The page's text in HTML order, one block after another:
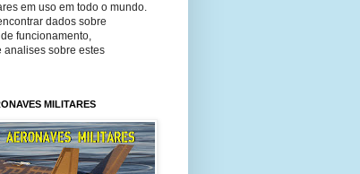
em uso em todo o mundo.
dados sobre
funcionamento,
analises sobre estes
MILITARES